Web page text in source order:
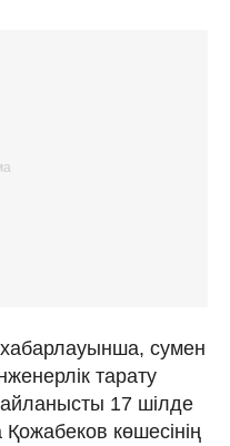
хабарлауынша, сумен
тарату
17 шілде
көшесінің